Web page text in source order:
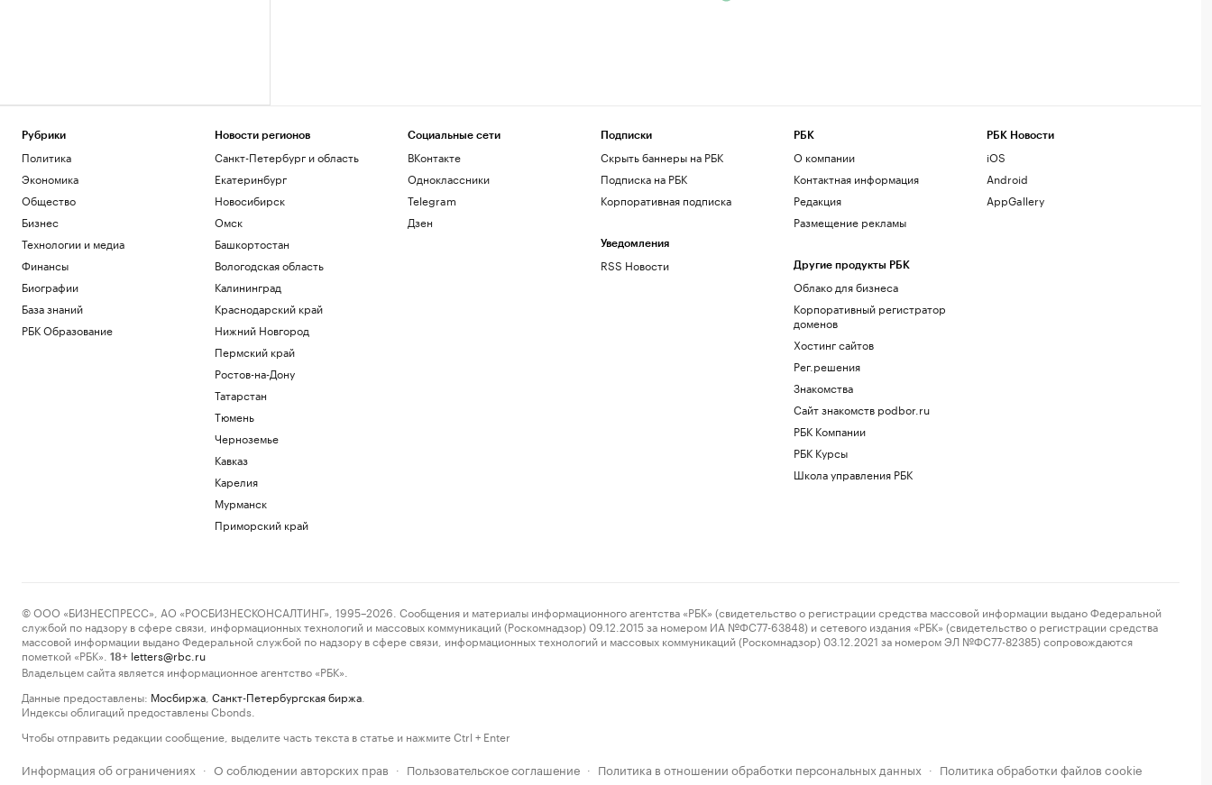
Рубрики
Политика
Экономика
Общество
Бизнес
Технологии и медиа
Финансы
Биографии
База знаний
РБК Образование
Новости регионов
Санкт-Петербург и область
Екатеринбург
Новосибирск
Омск
Башкортостан
Вологодская область
Калининград
Краснодарский край
Нижний Новгород
Пермский край
Ростов-на-Дону
Татарстан
Тюмень
Черноземье
Кавказ
Карелия
Мурманск
Приморский край
Социальные сети
ВКонтакте
Одноклассники
Telegram
Дзен
Подписки
Скрыть баннеры на РБК
Подписка на РБК
Корпоративная подписка
Уведомления
RSS Новости
РБК
О компании
Контактная информация
Редакция
Размещение рекламы
Другие продукты РБК
Облако для бизнеса
Корпоративный регистратор
доменов
Хостинг сайтов
Рег.решения
Знакомства
Сайт знакомств podbor.ru
РБК Компании
РБК Курсы
Школа управления РБК
РБК Новости
iOS
Android
AppGallery
© ООО «БИЗНЕСПРЕСС», АО «РОСБИЗНЕСКОНСАЛТИНГ», 1995–2026. Сообщения и материалы информационного агентства «РБК» (свидетельство о регистрации средства массовой информации выдано Федеральной
службой по надзору в сфере связи, информационных технологий и массовых коммуникаций (Роскомнадзор) 09.12.2015 за номером ИА №ФС77-63848) и сетевого издания «РБК» (свидетельство о регистрации средства
массовой информации выдано Федеральной службой по надзору в сфере связи, информационных технологий и массовых коммуникаций (Роскомнадзор) 03.12.2021 за номером ЭЛ №ФС77-82385) сопровождаются
пометкой «РБК».
18+ letters@rbc.ru
Владельцем сайта является информационное агентство «РБК».
Данные предоставлены: Мосбиржа Санкт-Петербургская биржа
Индексы облигаций предоставлены Cbonds.
Чтобы отправить редакции сообщение, выделите часть текста в статье и нажмите Ctrl + Enter
Информация об ограничениях · О соблюдении авторских прав · Пользовательское соглашение · Политика в отношении обработки персональных данных · Политика обработки файлов cookie